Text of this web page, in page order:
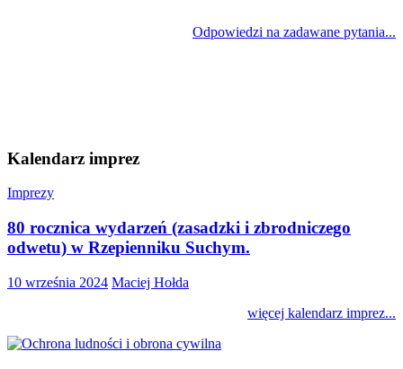
Odpowiedzi na zadawane pytania...
Kalendarz imprez
Imprezy
80 rocznica wydarzeń (zasadzki i zbrodniczego
odwetu) w Rzepienniku Suchym.
10 września 2024 Maciej Hołda
więcej kalendarz imprez...